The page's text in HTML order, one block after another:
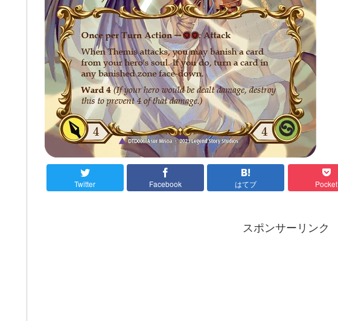
Twitter Facebook はてブ Pocket
スポンサーリンク